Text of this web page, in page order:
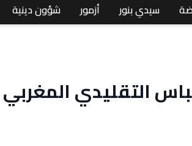
سيدي بنور أزمور شؤون دينية
التقليدي المغربي